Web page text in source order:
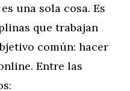
una sola cosa. Es
que trabajan
común: hacer
Entre las